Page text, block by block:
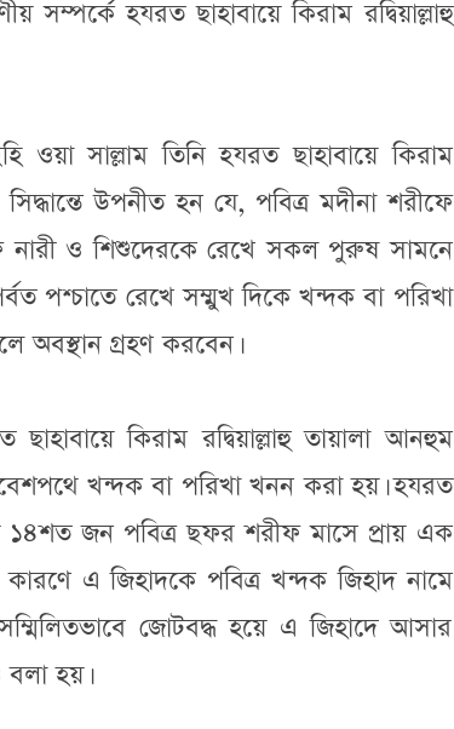
সম্পর্কে হযরত ছাহাবায়ে কিরাম রদ্বিয়াল্লাহু
ওয়া সাল্লাম তিনি হযরত ছাহাবায়ে কিরাম
উপনীত হন যে, পবিত্র মদীনা শরীফে
নারী ও শিশুদেরকে রেখে সকল পুরুষ সামনে
পশ্চাতে রেখে সম্মুখ দিকে খন্দক বা পরিখা
গ্রহণ করবেন।
কিরাম রদ্বিয়াল্লাহু তায়ালা আনহুম
খন্দক বা পরিখা খনন করা হয়। হযরত
১৪শত জন পবিত্র ছফর শরীফ মাসে প্রায় এক
এ জিহাদকে পবিত্র খন্দক জিহাদ নামে
জোটবদ্ধ হয়ে এ জিহাদে আসার
হয়।